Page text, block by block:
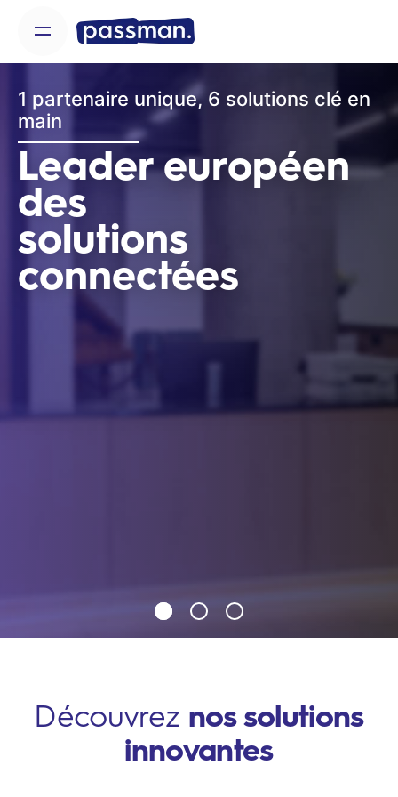
1 partenaire unique, 6 solutions clé en
main
Leader européen
des
solutions
connectées
Découvrez nos solutions
innovantes